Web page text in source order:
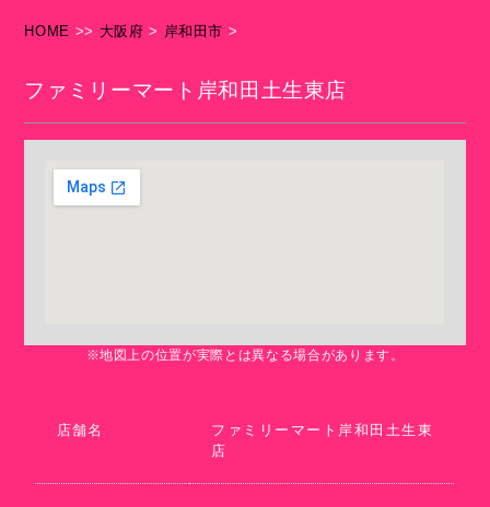
HOME >> 大阪府 > 岸和田市 >
ファミリーマート岸和田土生東店
※地図上の位置が実際とは異なる場合があります。
店舗名
ファミリーマート岸和田土生東
店